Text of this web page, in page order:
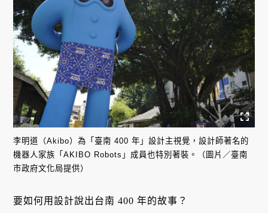
李明道（Akibo）為「臺南 400 年」設計主視覺，設計師著名的
機器人家族「AKIBO Robots」成員也特別著裝。（圖片／臺南
市政府文化局提供）
要如何用設計說出台南 400 年的故事？